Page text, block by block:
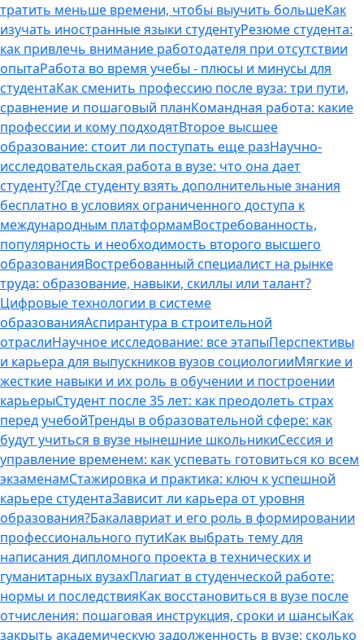
тратить меньше времени, чтобы выучить большеКак
изучать иностранные языки студентуРезюме студента:
как привлечь внимание работодателя при отсутствии
опытаРабота во время учебы - плюсы и минусы для
студентаКак сменить профессию после вуза: три пути,
сравнение и пошаговый планКомандная работа: какие
профессии и кому подходятВторое высшее
образование: стоит ли поступать еще разНаучно-
исследовательская работа в вузе: что она дает
студенту?Где студенту взять дополнительные знания
бесплатно в условиях ограниченного доступа к
международным платформамВостребованность,
популярность и необходимость второго высшего
образованияВостребованный специалист на рынке
труда: образование, навыки, скиллы или талант?
Цифровые технологии в системе
образованияАспирантура в строительной
отраслиНаучное исследование: все этапыПерспективы
и карьера для выпускников вузов социологииМягкие и
жесткие навыки и их роль в обучении и построении
карьерыСтудент после 35 лет: как преодолеть страх
перед учебойТренды в образовательной сфере: как
будут учиться в вузе нынешние школьникиСессия и
управление временем: как успевать готовиться ко всем
экзаменамСтажировка и практика: ключ к успешной
карьере студентаЗависит ли карьера от уровня
образования?Бакалавриат и его роль в формировании
профессионального путиКак выбрать тему для
написания дипломного проекта в технических и
гуманитарных вузахПлагиат в студенческой работе:
нормы и последствияКак восстановиться в вузе после
отчисления: пошаговая инструкция, сроки и шансыКак
закрыть академическую задолженность в вузе: сколько